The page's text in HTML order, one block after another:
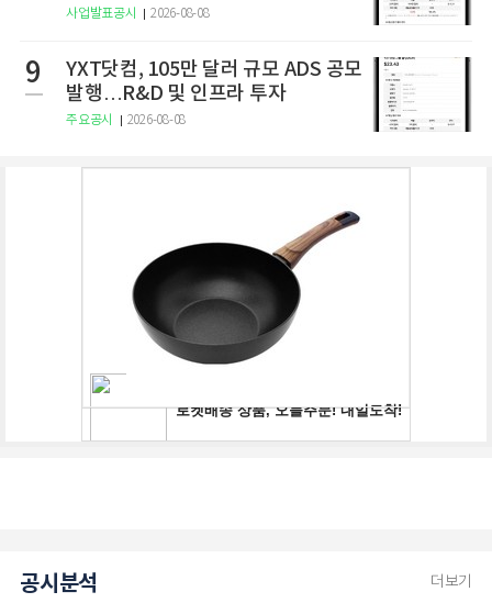
사업발표공시 2026-08-08
9
YXT닷컴, 105만 달러 규모 ADS 공모
발행…R&D 및 인프라 투자
주요공시 2026-08-08
공시분석 더보기